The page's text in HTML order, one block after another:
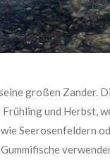
großen Zander.
und Herbst,
Seerosenfeldern